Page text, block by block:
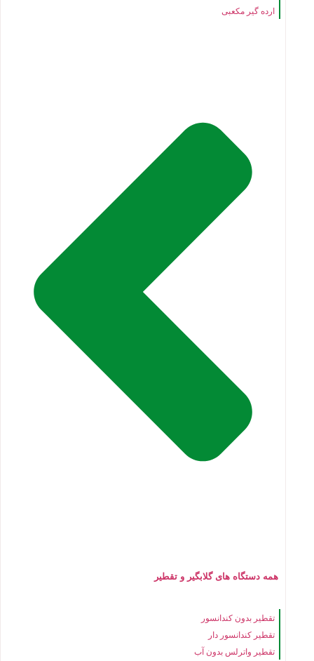
ارده گیر مکعبی
همه دستگاه های گلابگیر و تقطیر
تقطیر بدون کندانسور
تقطیر کندانسور دار
تقطیر واترلس بدون آب